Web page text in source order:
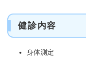
健診内容
身体測定